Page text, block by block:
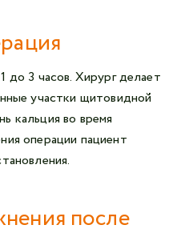
до 3 часов. Хирург делает
участки щитовидной
кальция во время
операции пациент
после